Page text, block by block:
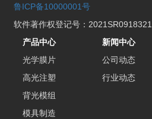
鲁ICP备10000001号
软件著作权登记号：2021SR0918321
产品中心
光学膜片
高光注塑
背光模组
模具制造
新闻中心
公司动态
行业动态